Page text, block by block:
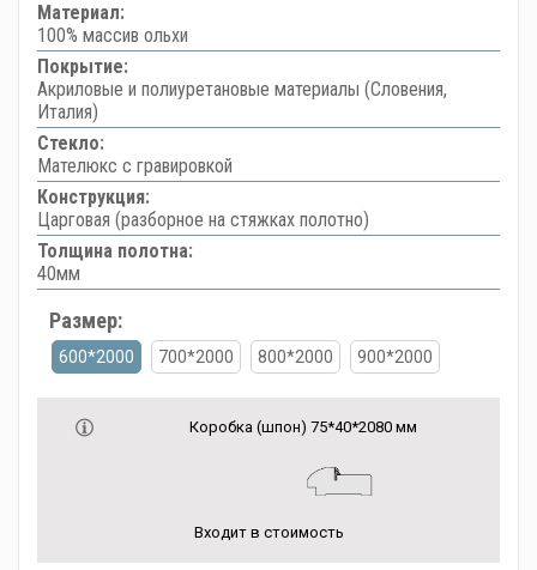
Материал:
100% массив ольхи
Покрытие:
Акриловые и полиуретановые материалы (Словения,
Италия)
Стекло:
Мателюкс с гравировкой
Конструкция:
Царговая (разборное на стяжках полотно)
Толщина полотна:
40мм
Размер:
600*2000 700*2000 800*2000 900*2000
Коробка (шпон) 75*40*2080 мм
Входит в стоимость